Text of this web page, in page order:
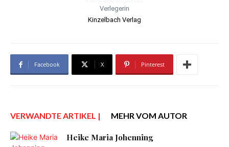
Verlegerin
Kinzelbach Verlag
Facebook X Pinterest
VERWANDTE ARTIKEL | MEHR VOM AUTOR
Heike Maria Johenning